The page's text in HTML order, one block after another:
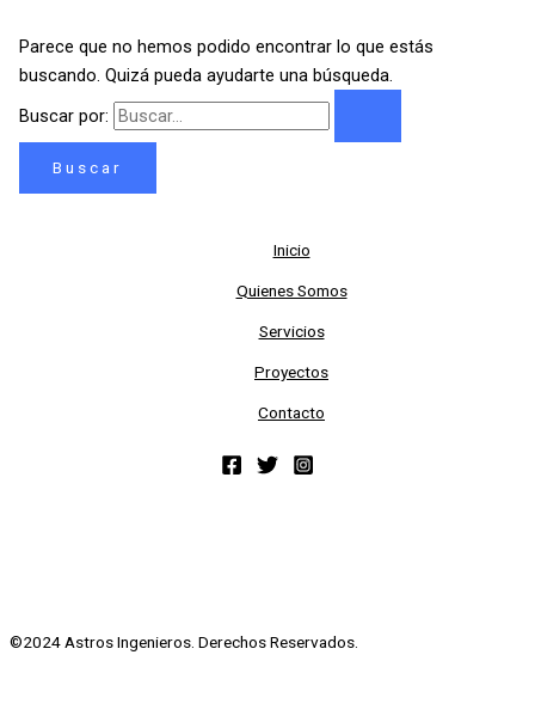
Parece que no hemos podido encontrar lo que estás
buscando. Quizá pueda ayudarte una búsqueda.
Buscar por:
Inicio
Quienes Somos
Servicios
Proyectos
Contacto
©2024 Astros Ingenieros. Derechos Reservados.